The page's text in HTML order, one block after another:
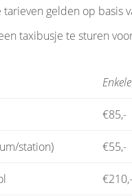
gelden op basis
taxibusje te sturen
€85,-
station) €55,-
€210,-